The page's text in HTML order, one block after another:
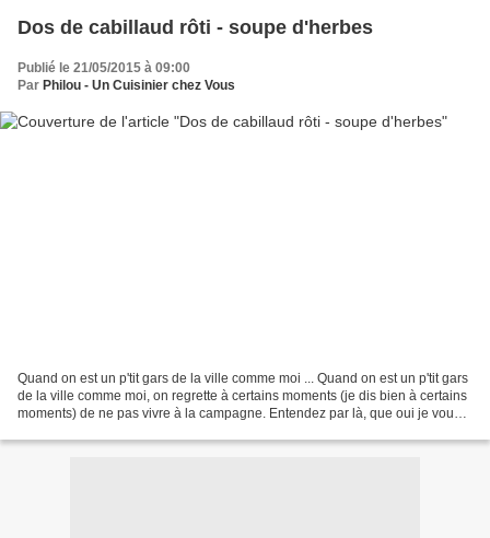
Dos de cabillaud rôti - soupe d'herbes
Publié le 21/05/2015 à 09:00
Par Philou - Un Cuisinier chez Vous
Quand on est un p'tit gars de la ville comme moi ... Quand on est un p'tit gars
de la ville comme moi, on regrette à certains moments (je dis bien à certains
moments) de ne pas vivre à la campagne. Entendez par là, que oui je vous